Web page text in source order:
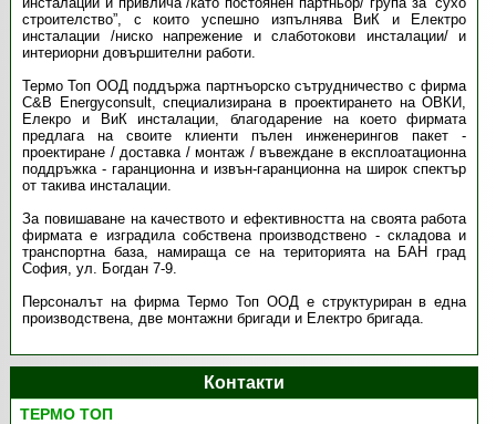
строителство”, с които успешно изпълнява ВиК и Електро
инсталации /ниско напрежение и слаботокови инсталации/ и
интериорни довършителни работи.
Термо Топ ООД поддържа партнъорско сътрудничество с фирма
C&B Energyconsult, специализирана в проектирането на ОВКИ,
Елекро и ВиК инсталации, благодарение на което фирмата
предлага на своите клиенти пълен инженерингов пакет -
проектиране / доставка / монтаж / въвеждане в експлоатационна
поддръжка - гаранционна и извън-гаранционна на широк спектър
от такива инсталации.
За повишаване на качеството и ефективността на своята работа
фирмата е изградила собствена производствено - складова и
транспортна база, намираща се на територията на БАН град
София, ул. Богдан 7-9.
Персоналът на фирма Термо Топ ООД е структуриран в една
производствена, две монтажни бригади и Електро бригада.
Контакти
ТЕРМО ТОП